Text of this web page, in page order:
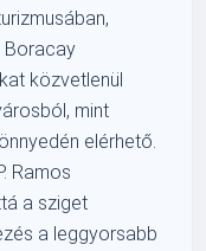
Boracay
közvetlenül
mint
elérhető.
Ramos
a sziget
a leggyorsabb